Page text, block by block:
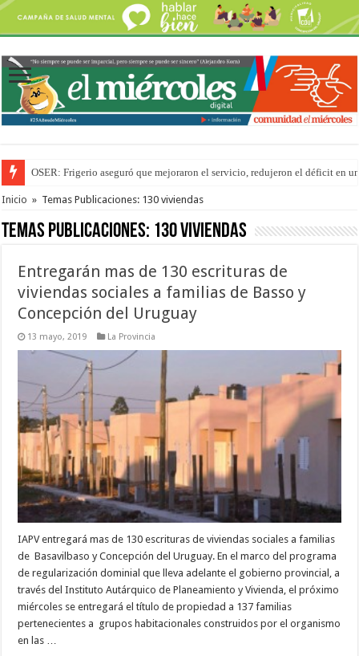
OSER: Frigerio aseguró que mejoraron el servicio, redujeron el déficit en
Por primera vez hicieron una cirugía de reconstrucción torácica en el
Inicio » Temas Publicaciones: 130 viviendas
Temas Publicaciones: 130 viviendas
Entregarán mas de 130 escrituras de
viviendas sociales a familias de Basso y
Concepción del Uruguay
13 mayo, 2019 La Provincia
IAPV entregará mas de 130 escrituras de viviendas sociales a familias
de Basavilbaso y Concepción del Uruguay. En el marco del programa
de regularización dominial que lleva adelante el gobierno provincial, a
través del Instituto Autárquico de Planeamiento y Vivienda, el próximo
miércoles se entregará el título de propiedad a 137 familias
pertenecientes a grupos habitacionales construidos por el organismo
en las …